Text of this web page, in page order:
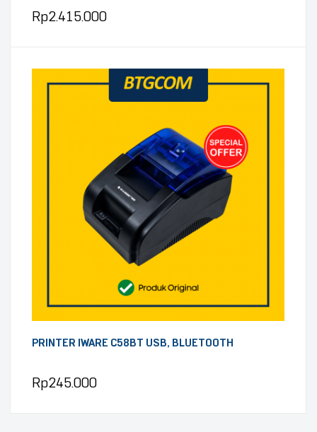
Rp2.415.000
PRINTER IWARE C58BT USB, BLUETOOTH
Rp245.000